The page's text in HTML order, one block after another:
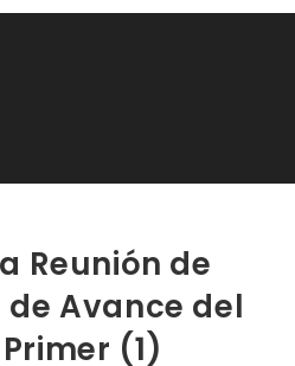
Reunión de
Avance del
(1)